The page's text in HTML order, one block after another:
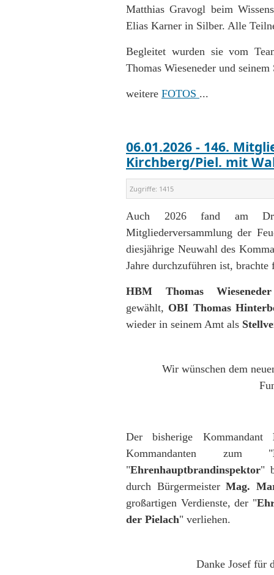
Matthias Gravogl beim
Elias Karner in Silber. Alle
Begleitet wurden sie vom
Thomas Wieseneder und
weitere FOTOS ...
06.01.2026 - 146.
Kirchberg/Piel. mit
Zugriffe: 1415
Auch 2026 fand am
Mitgliederversammlung der
diesjährige Neuwahl des
Jahre durchzuführen ist, brachte
HBM Thomas Wieseneder
gewählt, OBI Thomas
wieder in seinem Amt als
Wir wünschen dem
Der bisherige Kommandant
Kommandanten zum "
"Ehrenhauptbrandinspektor"
durch BürgermeisterMag.
großartigen Verdienste, der "
der Pielach" verliehen.
Danke Josef für